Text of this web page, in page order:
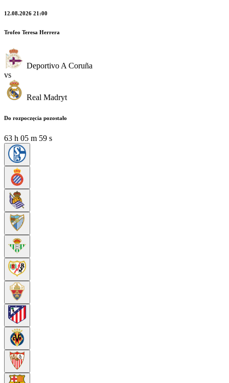
12.08.2026 21:00
Trofeo Teresa Herrera
Deportivo A Coruña
vs
Real Madryt
Do rozpoczęcia pozostało
63 h 05 m 58 s